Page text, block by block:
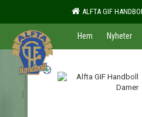
ALFTA GIF
Hem Nyheter